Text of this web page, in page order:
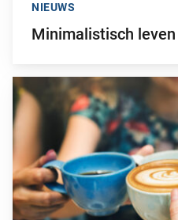
Minimalistisch leven
NIEUWS
Ga naar “Dit is het effect van